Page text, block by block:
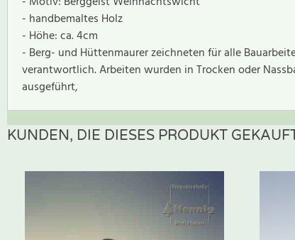
- handbemaltes Holz
- Höhe: ca. 4cm
- Berg- und Hüttenmaurer zeichneten für alle
verantwortlich. Arbeiten wurden in Trocken oder
ausgeführt,
Zur Zeit gibt es keine Produktrezensionen. Sei der erste,
KUNDEN, DIE DIESES PRODUKT